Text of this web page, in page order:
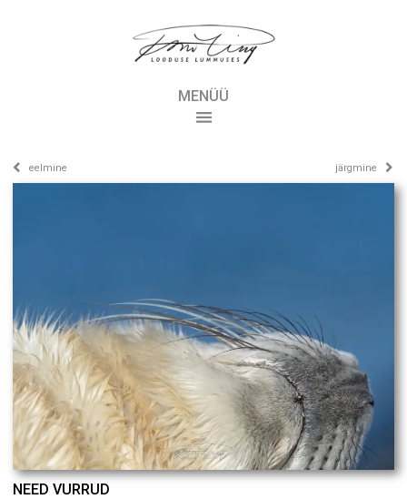
MENÜÜ
eelmine järgmine
NEED VURRUD